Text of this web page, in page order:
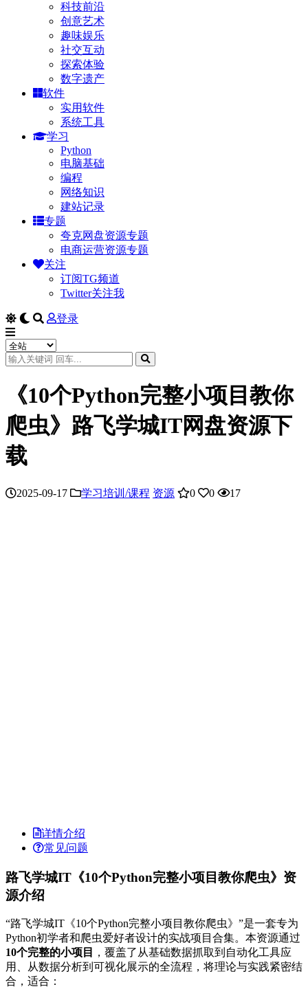
科技前沿
创意艺术
趣味娱乐
社交互动
探索体验
数字遗产
软件
实用软件
系统工具
学习
Python
电脑基础
编程
网络知识
建站记录
专题
夸克网盘资源专题
电商运营资源专题
关注
订阅TG频道
Twitter关注我
登录
《10个Python完整小项目教你
爬虫》路飞学城IT网盘资源下
载
2025-09-17 学习培训/课程 资源 0 0 17
详情介绍
常见问题
路飞学城IT《10个Python完整小项目教你爬虫》资
源介绍
“路飞学城IT《10个Python完整小项目教你爬虫》”是一套专为
Python初学者和爬虫爱好者设计的实战项目合集。本资源通过
10个完整的小项目
，覆盖了从基础数据抓取到自动化工具应
用、从数据分析到可视化展示的全流程，将理论与实践紧密结
合，适合：